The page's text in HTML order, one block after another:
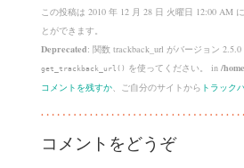
この投稿は 2010 年 12 月 28 日 火曜日 12:00 AM に
とができます。
Deprecated: 関数 trackback_url がバージョン 2.5.0
get_trackback_url() を使ってください。 in /
コメントを残すか、ご自分のサイトから トラック
コメントをどうぞ